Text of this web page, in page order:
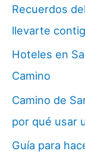
Recuerdos
llevarte
Hoteles en
Camino
Camino de
por qué usar
Guía para